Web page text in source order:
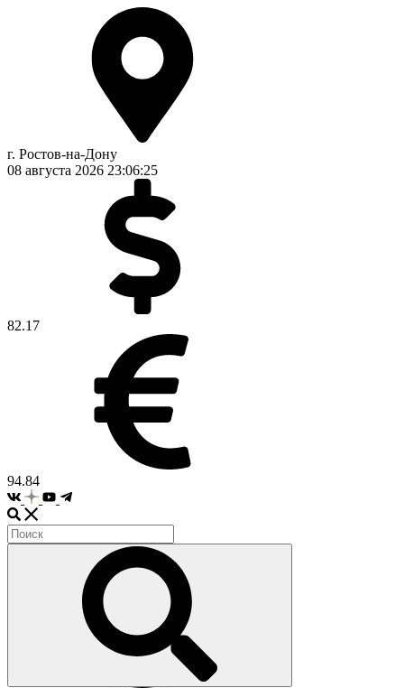
г. Ростов-на-Дону
08 августа 2026 23:06:26
82.17
94.84